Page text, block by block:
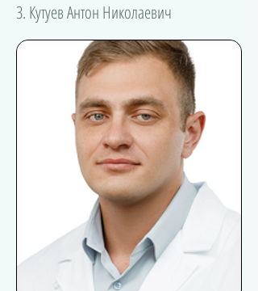
3. Кутуев Антон Николаевич